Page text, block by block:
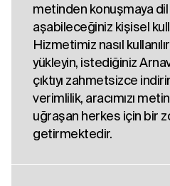
metinden konuşmaya
aşabileceğiniz kişisel
Hizmetimiz nasıl
yükleyin, istediğiniz
çıktıyı zahmetsizce
verimlilik, aracımızı
uğraşan herkes için bir
getirmektedir.